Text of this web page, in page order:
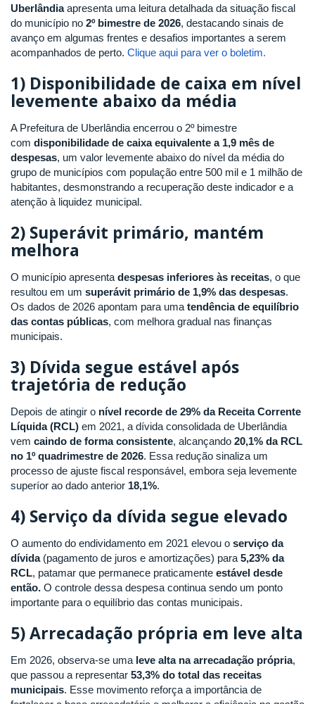
Uberlândiaapresenta uma leitura detalhada da situação fiscal
do município no 2ºbimestre de 2026, destacando sinais de
avanço em algumas frentes e desafios importantes a serem
acompanhados de perto. Clique aqui para ver o boletim.
1) Disponibilidade de caixa em nível
levemente abaixo da média
A Prefeitura de Uberlândia encerrou o 2º bimestre
com disponibilidade de caixa equivalente a 1,9 mês de
despesas, um valor levemente abaixo do nível da média do
grupo de municípios com população entre 500 mil e 1 milhão de
habitantes, desmonstrando a recuperação deste indicador e a
atenção à liquidez municipal.
2) Superávit primário, mantém
melhora
O município apresenta despesas inferiores às receitas, o que
resultou em um superávit primário de 1,9% das despesas.
Os dados de 2026 apontam para uma tendência de equilíbrio
das contas públicas, com melhora gradual nas finanças
municipais.
3) Dívida segue estável após
trajetória de redução
Depois de atingir o nível recorde de 29% da Receita Corrente
Líquida (RCL) em 2021, a dívida consolidada de Uberlândia
vem caindo de forma consistente, alcançando 20,1% da RCL
no 1º quadrimestre de 2026. Essa redução sinaliza um
processo de ajuste fiscal responsável, embora seja levemente
superíor ao dado anterior 18,1%.
4) Serviço da dívida segue elevado
O aumento do endividamento em 2021 elevou o serviço da
dívida(pagamento de juros e amortizações) para 5,23% da
RCL, patamar que permanece praticamente estável desde
então. O controle dessa despesa continua sendo um ponto
importante para o equilíbrio das contas municipais.
5) Arrecadação própria em leve alta
Em 2026, observa-se uma leve alta na arrecadação própria,
que passou a representar 53,3% do total das receitas
municipais. Esse movimento reforça a importância de